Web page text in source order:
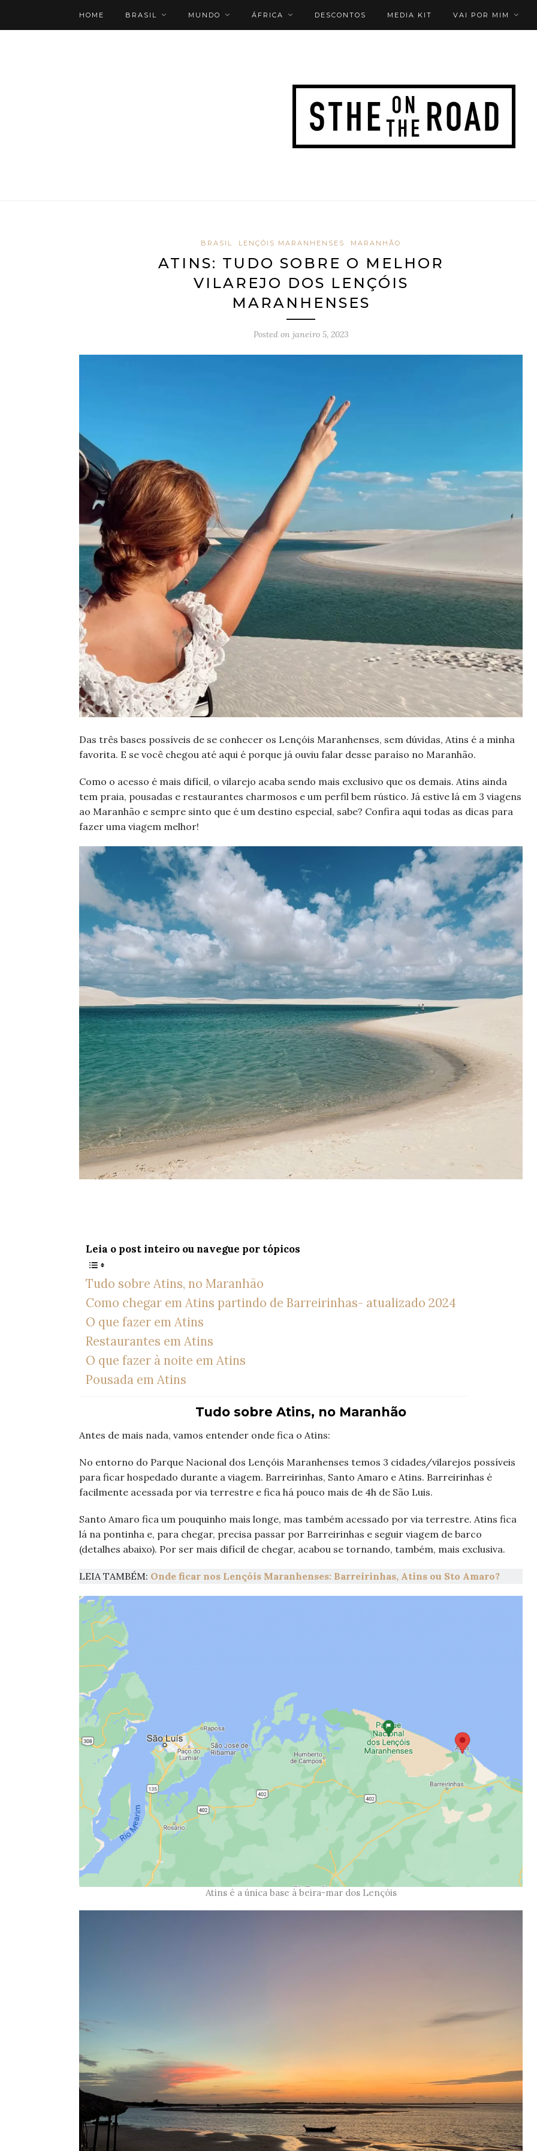
HOME BRASIL MUNDO ÁFRICA DESCONTOS MEDIA KIT VAI POR MIM
BRASIL LENÇÓIS MARANHENSES MARANHÃO
ATINS: TUDO SOBRE O MELHOR
VILAREJO DOS LENÇÓIS
MARANHENSES
Posted on janeiro 5, 2023
Das três bases possíveis de se conhecer os Lençóis Maranhenses, sem dúvidas, Atins é a minha
favorita. E se você chegou até aqui é porque já ouviu falar desse paraíso no Maranhão.
Como o acesso é mais difícil, o vilarejo acaba sendo mais exclusivo que os demais. Atins ainda
tem praia, pousadas e restaurantes charmosos e um perfil bem rústico. Já estive lá em 3 viagens
ao Maranhão e sempre sinto que é um destino especial, sabe? Confira aqui todas as dicas para
fazer uma viagem melhor!
Leia o post inteiro ou navegue por tópicos
Tudo sobre Atins, no Maranhão
Como chegar em Atins partindo de Barreirinhas- atualizado 2024
O que fazer em Atins
Restaurantes em Atins
O que fazer à noite em Atins
Pousada em Atins
Tudo sobre Atins, no Maranhão
Antes de mais nada, vamos entender onde fica o Atins:
No entorno do Parque Nacional dos Lençóis Maranhenses temos 3 cidades/vilarejos possíveis
para ficar hospedado durante a viagem. Barreirinhas, Santo Amaro e Atins. Barreirinhas é
facilmente acessada por via terrestre e fica há pouco mais de 4h de São Luis.
Santo Amaro fica um pouquinho mais longe, mas também acessado por via terrestre. Atins fica
lá na pontinha e, para chegar, precisa passar por Barreirinhas e seguir viagem de barco
(detalhes abaixo). Por ser mais difícil de chegar, acabou se tornando, também, mais exclusiva.
LEIA TAMBÉM: Onde ficar nos Lençóis Maranhenses: Barreirinhas, Atins ou Sto Amaro?
Atins é a única base à beira-mar dos Lençóis